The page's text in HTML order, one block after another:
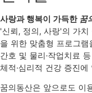
사랑과 행복이 가득한 꿈
'신뢰, 정의, 사랑'의 가
을 위한 맞춤형 프로그
간호 및 물리·작업치료
체적·심리적 건강 증진
꿈의동산은 앞으로도 이